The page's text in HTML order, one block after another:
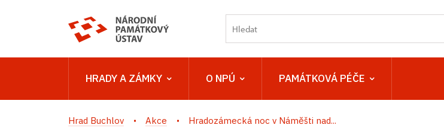
HRADY A ZÁMKY O NPÚ PAMÁTKOVÁ PÉČE
Hrad Buchlov Akce Hradozámecká noc v Náměšti nad...